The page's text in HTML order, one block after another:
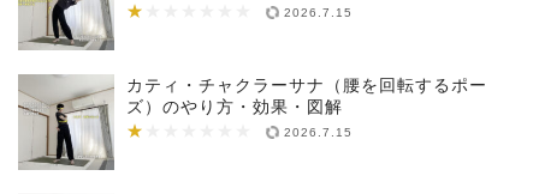
★
★★★★★★★ 2026.7.15
カティ・チャクラーサナ（腰を回転するポー
ズ）のやり方・効果・図解
★
★★★★★★★ 2026.7.15